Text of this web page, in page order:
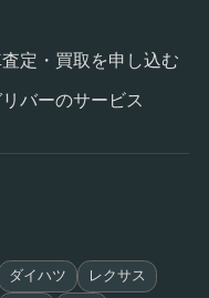
定・買取を申し込む
リバーのサービス
ダイハツ レクサス